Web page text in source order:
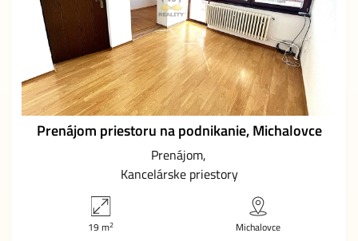
Prenájom priestoru na podnikanie, Michalovce
Prenájom
Kancelárske priestory
19 m2 Michalovce